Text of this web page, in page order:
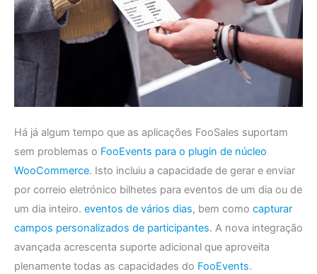
Há já algum tempo que as aplicações FooSales suportam
sem problemas o FooEvents para o plugin de núcleo
WooCommerce. Isto incluiu a capacidade de gerar e enviar
por correio eletrónico bilhetes para eventos de um dia ou de
um dia inteiro. eventos de vários dias, bem como capturar
campos personalizados de participantes. A nova integração
avançada acrescenta suporte adicional que aproveita
plenamente todas as capacidades do FooEvents.